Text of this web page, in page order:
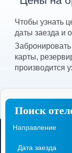
Чтобы узнать
даты заезда и
карты,
производится
Поиск
Направление
Дата заезда